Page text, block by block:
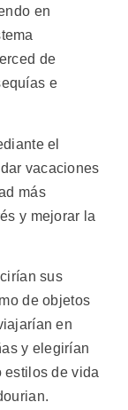
en
de
e
el
vacaciones
más
y mejorar la
sus
de objetos
en
y elegirían
estilos de vida